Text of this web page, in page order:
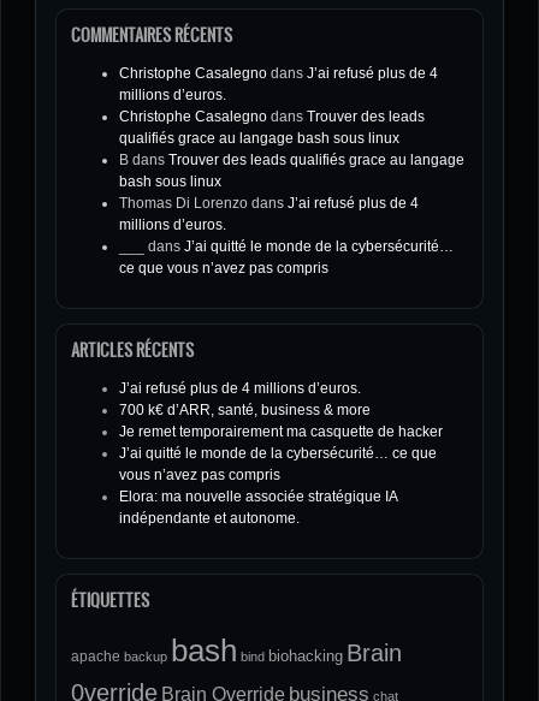
COMMENTAIRES RÉCENTS
Christophe Casalegno dans J’ai refusé plus de 4
millions d’euros.
Christophe Casalegno dans Trouver des leads
qualifiés grace au langage bash sous linux
B dans Trouver des leads qualifiés grace au langage
bash sous linux
Thomas Di Lorenzo dans J’ai refusé plus de 4
millions d’euros.
dans J’ai quitté le monde de la cybersécurité…
ce que vous n’avez pas compris
ARTICLES RÉCENTS
J’ai refusé plus de 4 millions d’euros.
700 k€ d’ARR, santé, business & more
Je remet temporairement ma casquette de hacker
J’ai quitté le monde de la cybersécurité… ce que
vous n’avez pas compris
Elora: ma nouvelle associée stratégique IA
indépendante et autonome.
ÉTIQUETTES
apache backup bash bind biohacking Brain
0verride Brain Override business chat